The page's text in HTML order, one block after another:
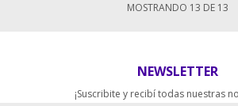
MOSTRANDO 13 DE 13
NEWSLETTER
¡Suscribite y recibí todas nuestras